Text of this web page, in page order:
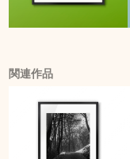
関連作品